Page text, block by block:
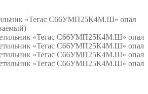
«Тегас С66УМП25К4М.Ш» опал